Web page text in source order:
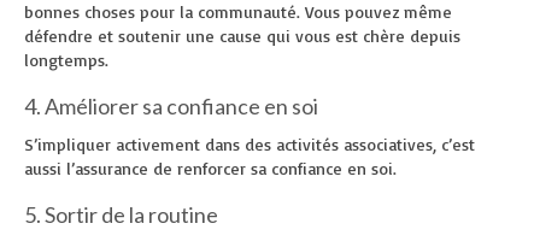
bonnes choses pour la communauté. Vous pouvez même
défendre et soutenir une cause qui vous est chère depuis
longtemps.
4. Améliorer sa confiance en soi
S’impliquer activement dans des activités associatives, c’est
aussi l’assurance de renforcer sa confiance en soi.
5. Sortir de la routine